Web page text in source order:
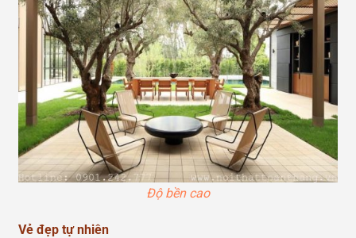
Độ bền cao
Vẻ đẹp tự nhiên